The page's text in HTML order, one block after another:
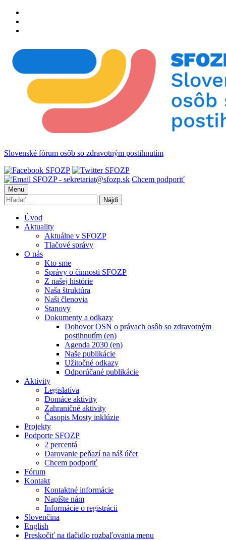
obsah
pätičku
Slovenské fórum osôb so zdravotným postihnutím
Chcem podporiť
Menu
Hľadať:
Úvod
Aktuality
Aktuálne v SFOZP
Tlačové správy
O nás
Kto sme
Správy o činnosti SFOZP
Z našej histórie
Naša štruktúra
Naši členovia
Stanovy
Dokumenty a odkazy
Dohovor OSN o právach osôb so zdravotným
postihnutím (en)
Agenda 2030 (en)
Naše publikácie
Užitočné odkazy
Odporúčané publikácie
Aktivity
Legislatíva
Domáce aktivity
Zahraničné aktivity
Časopis Mosty inklúzie
Projekty
Podporte SFOZP
2 percentá
Darovanie peňazí na náš účet
Chcem podporiť
Fórum
Kontakt
Kontaktné informácie
Napíšte nám
Informácie o registrácii
Slovenčina
English
Preskočiť na tlačidlo rozbaľovania menu